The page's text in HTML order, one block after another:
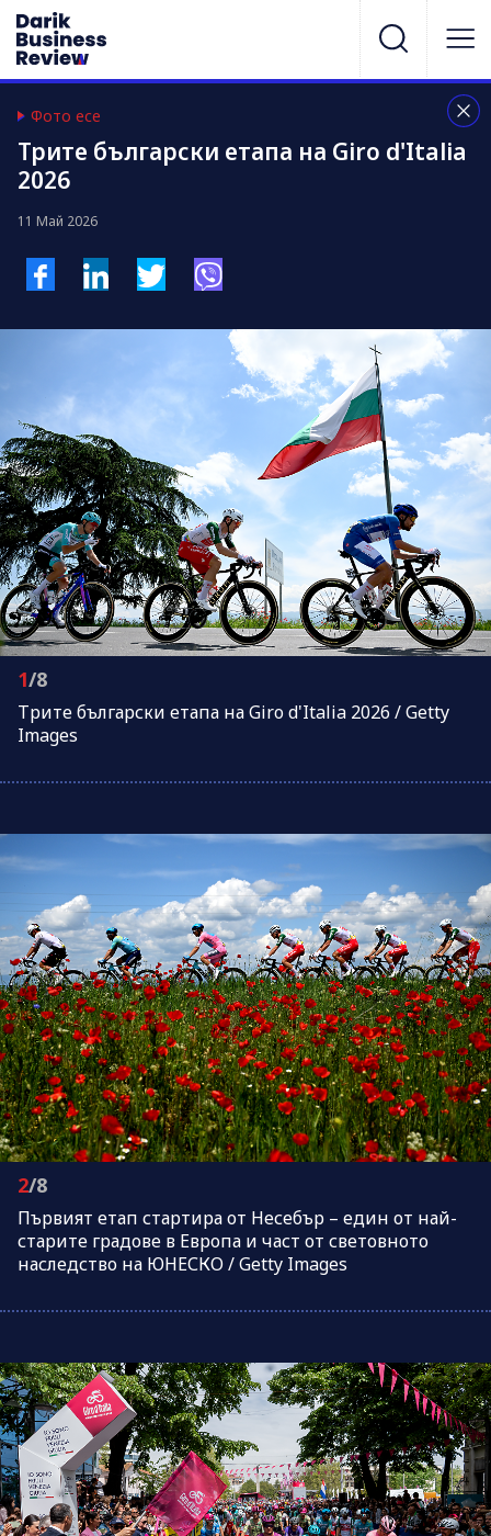
Фото есе
Трите български етапа на Giro d'Italia
2026
11 Май 2026
1/8
Трите български етапа на Giro d'Italia 2026 / Getty
Images
2/8
Първият етап стартира от Несебър – един от най-
старите градове в Европа и част от световното
наследство на ЮНЕСКО / Getty Images